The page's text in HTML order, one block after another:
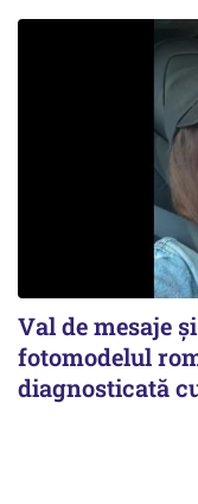
Val de mesaje
fotomodelul
diagnosticată